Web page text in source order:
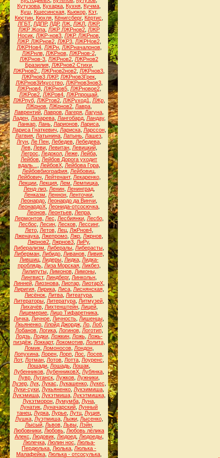
Кутузова Кухарка Кухня Кучма
Куш
Кшесинская, Кьюкор, Кэт,
Кюстин Кюхля Кёнигсберг, Кёртис
ЛГБТ, ЛДПР, ЛДР, ЛЖ ЛЖЛ ЛЖР,
ЛЖР Жопа ЛЖР ЛЖРнов2 ЛЖР
Носик ЛЖР-нов3 ЛЖР. ЛЖРнов
ЛЖР. ЛЖРнов2, ЛЖР3, ЛЖРНов2,
ЛЖРНов4, ЛЖРн, ЛЖРначалонов,
ЛЖРнлв, ЛЖРнов, ЛЖРнов-2,
ЛЖРнов-3 ЛЖРнов2 ЛЖРнов2
Бразилия, ЛЖРнов2 Стихи,
ЛЖРнов2.
ЛЖРнов2нов2 ЛЖРнов3
ЛЖРнов3 ЛЖР, ЛЖРнов3Грек
ЛЖРнов3Икусство, ЛЖРнов3нов3,
ЛЖРнов4, ЛЖРнов5, ЛЖРновое2,
ЛЖРов2 ЛЖРов4 ЛЖРпрощай
ЛЖРпуб, ЛЖРтов2, ЛЖРуход1 ЛЖр,
ЛЖрнов ЛЖрнов2 Лавра
Лаврентий Лавров Лагеря Лагуна
Ладен, Лазарева, Лангобард, Ландау,
Ланкар Лань Ларионов Лариса
Лариса Гнаткевич
Лариска, Ларссон,
Латвия Латынина Латынь Лашез
Лгун Ле Пен Лебедев Лебедева
Лев, Леви, Левитан, Левицкий,
Легрос
Ледокол, Леже, Лейба,
Лейбов Лейбов Дорога уходит
вдаль...
ЛейбовХ, Лейбова Гора,
Лейбовбиография Лейбовиц
Лейбович
Лейтенант, Лекаренко,
Лекции Лекция Лем Лемпицка
Ленд-лиз, Ленин, Ленинград,
Ленказм
Леннон Ленточки
Леонардо Леонардо да Винчи
ЛеонардоХ Леонида-отсосючка
Леонов, Леонтьев, Лепра,
Лермонтов, Лес Лесбиянки, Лесбо,
Лесбос
Лесин, Лесков, Лессинг,
Лето, Летов, Лец, ЛжРнов4,
Лженаука Лжепромо Лжр Лжрнов
Лжрнов2 Лжрнов3 ЛиРу,
Либерализм
Либералы Либерасты
Либерман, Либидо, Ливанов, Ливия,
Лившиц, Лидеры, Лидка, Лидка-
проблядь, Лиза Морская, Ликбез,
Лилипуты, Лимонов, Лимоны,
Лингвист, Линдберг, Линкольн
Линней, Лиознова, Лиотар, ЛиотарХ,
Лиригия, Лирика, Лиса, Лиснянская,
Лисёнок Литва Литеатура
Литераторы Литература Литмузей
Лихачёв, Лихтенштейн, Лицей,
Лицемерие Лицо Тифаретника
Личка Личное Личность Лишенцы
Лкьяненко, Ллойд Джордж, Ло, Лоб,
Лобанов, Логика, Логинов, Логотип,
Лодзь, Лодки, Ложкин, Ложь, Ложь-
пиздёж, Локкарт, Локомотив, Лолита,
Ломик, Ломоносов, Лондон,
Лопухина Лорен Лорп Лос Лосев
Лот, Лотман Лотов Лотта Лоуренс
Лошади Лошадь Лошак
Лубенников ЛубенниковХ Лубянка
Лувр Луганск Лужков Лужники
Лузер, Лук, Лукас Лукашенко, Лукес
Луки-суки Лукьяненко Лукэимиша
Лукэмиша, Лукэтмиша, Лукэтмишка,
Лукэтморон Лумумба Луна
Лунатик Луначарский Лунный
танец Лурка Лурье Лутц Луция
Лушка, Луэтмиша, Лыжи, Лысенко,
Лысый, Львов, Львы, Лэйн,
Любовники Любовь Любовь лёлика
Алекс
Людовик, Людоед, Людоеды,
Люлечка, Люлин нос
Люльа-
Пердюлька Люлька Люлька -
Малафейка Люлька - отсосулька